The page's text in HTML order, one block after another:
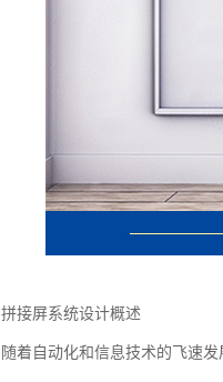
拼接屏系统设计概述
随着自动化和信息技术的飞速